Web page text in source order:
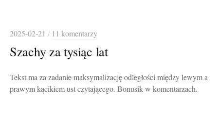
2025-02-21 / 11 komentarzy
Szachy za tysiąc lat
Tekst ma za zadanie maksymalizację odległości między lewym a
prawym kącikiem ust czytającego. Bonusik w komentarzach.